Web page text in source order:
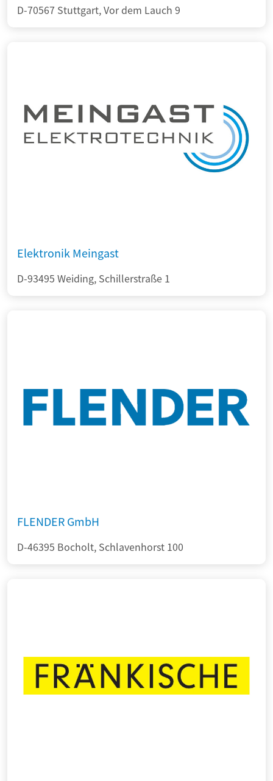
D-70567 Stuttgart, Vor dem Lauch 9
Elektronik Meingast
D-93495 Weiding, Schillerstraße 1
FLENDER GmbH
D-46395 Bocholt, Schlavenhorst 100